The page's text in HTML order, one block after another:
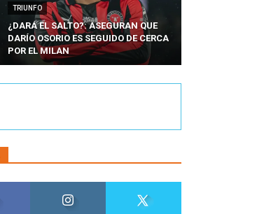
TRIUNFO
¿DARÁ EL SALTO?: ASEGURAN QUE
DARÍO OSORIO ES SEGUIDO DE CERCA
POR EL MILAN